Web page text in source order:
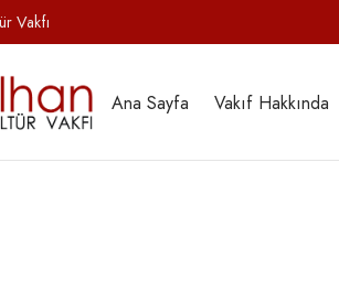
Vakfı
Ana Sayfa Vakıf Hakkında